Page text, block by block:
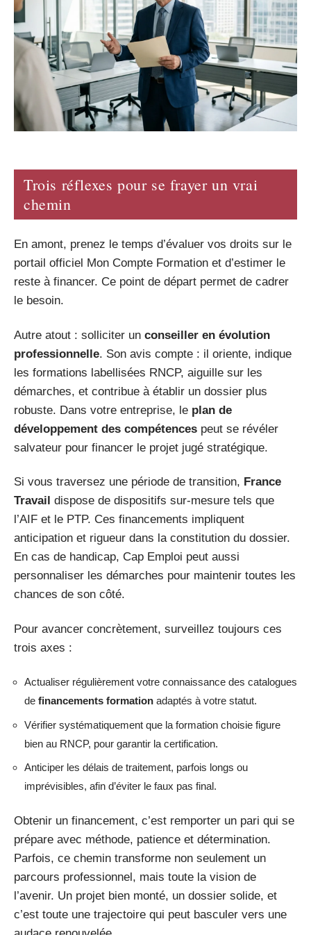
Trois réflexes pour se frayer un vrai
chemin
En amont, prenez le temps d’évaluer vos droits sur le
portail officiel Mon Compte Formation et d’estimer le
reste à financer. Ce point de départ permet de cadrer
le besoin.
Autre atout : solliciter un conseiller en évolution
professionnelle. Son avis compte : il oriente, indique
les formations labellisées RNCP, aiguille sur les
démarches, et contribue à établir un dossier plus
robuste. Dans votre entreprise, le plan de
développement des compétences peut se révéler
salvateur pour financer le projet jugé stratégique.
Si vous traversez une période de transition, France
Travail dispose de dispositifs sur-mesure tels que
l’AIF et le PTP. Ces financements impliquent
anticipation et rigueur dans la constitution du dossier.
En cas de handicap, Cap Emploi peut aussi
personnaliser les démarches pour maintenir toutes les
chances de son côté.
Pour avancer concrètement, surveillez toujours ces
trois axes :
Actualiser régulièrement votre connaissance des catalogues
de financements formation adaptés à votre statut.
Vérifier systématiquement que la formation choisie figure
bien au RNCP, pour garantir la certification.
Anticiper les délais de traitement, parfois longs ou
imprévisibles, afin d’éviter le faux pas final.
Obtenir un financement, c’est remporter un pari qui se
prépare avec méthode, patience et détermination.
Parfois, ce chemin transforme non seulement un
parcours professionnel, mais toute la vision de
l’avenir. Un projet bien monté, un dossier solide, et
c’est toute une trajectoire qui peut basculer vers une